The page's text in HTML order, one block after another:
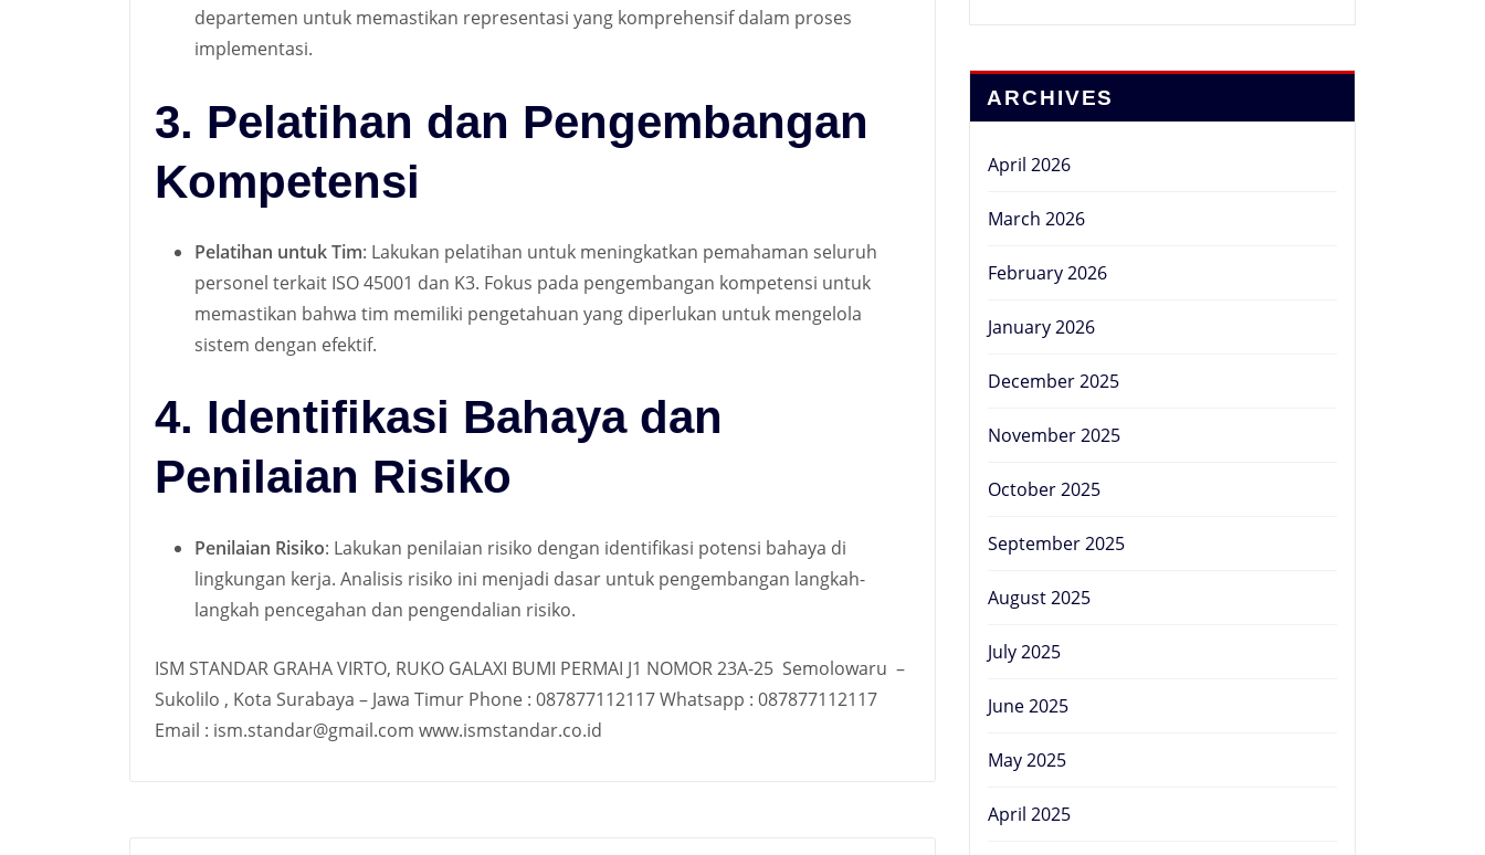
departemen untuk memastikan representasi yang komprehensif dalam proses
implementasi.
3. Pelatihan dan Pengembangan
Kompetensi
Pelatihan untuk Tim: Lakukan pelatihan untuk meningkatkan pemahaman seluruh
personel terkait ISO 45001 dan K3. Fokus pada pengembangan kompetensi untuk
memastikan bahwa tim memiliki pengetahuan yang diperlukan untuk mengelola
sistem dengan efektif.
4. Identifikasi Bahaya dan
Penilaian Risiko
Penilaian Risiko: Lakukan penilaian risiko dengan identifikasi potensi bahaya di
lingkungan kerja. Analisis risiko ini menjadi dasar untuk pengembangan langkah-
langkah pencegahan dan pengendalian risiko.
ISM STANDAR GRAHA VIRTO, RUKO GALAXI BUMI PERMAI J1 NOMOR 23A-25 Semolowaru –
Sukolilo , Kota Surabaya – Jawa Timur Phone : 087877112117 Whatsapp : 087877112117
Email : ism.standar@gmail.com www.ismstandar.co.id
ARCHIVES
April 2026
March 2026
February 2026
January 2026
December 2025
November 2025
October 2025
September 2025
August 2025
July 2025
June 2025
May 2025
April 2025